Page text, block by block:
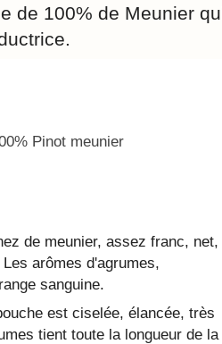
de 100% de Meunier
Pinot meunier
de meunier, assez franc, net,
arômes d'agrumes,
sanguine.
est ciselée, élancée, très
tient toute la longueur de la